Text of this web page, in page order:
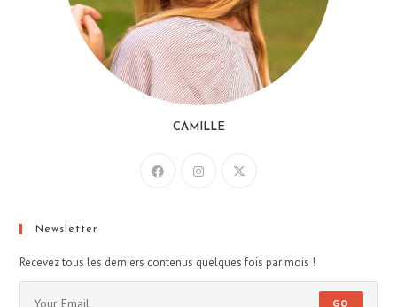
CAMILLE
Newsletter
Recevez tous les derniers contenus quelques fois par mois !
GO